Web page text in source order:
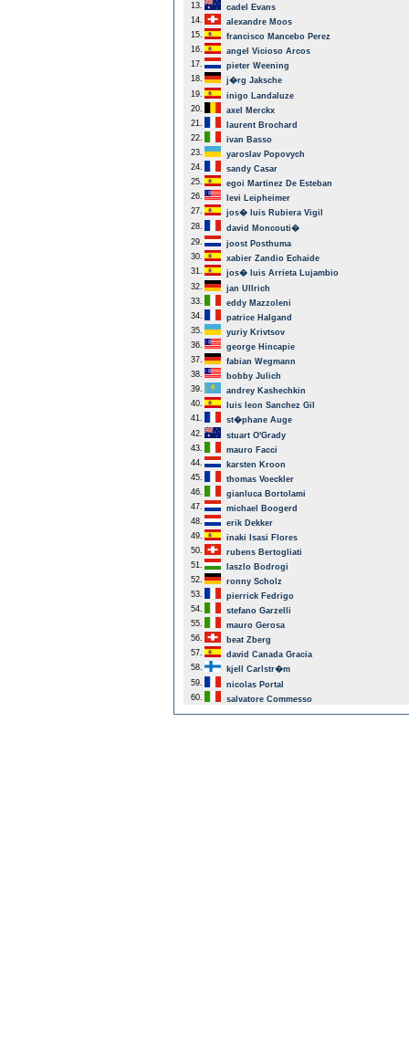
13.
cadel Evans
14.
alexandre Moos
15.
francisco Mancebo Perez
16.
angel Vicioso Arcos
17.
pieter Weening
18.
j�rg Jaksche
19.
inigo Landaluze
20.
axel Merckx
21.
laurent Brochard
22.
ivan Basso
23.
yaroslav Popovych
24.
sandy Casar
25.
egoi Martinez De Esteban
26.
levi Leipheimer
27.
jos� luis Rubiera Vigil
28.
david Moncouti�
29.
joost Posthuma
30.
xabier Zandio Echaide
31.
jos� luis Arrieta Lujambio
32.
jan Ullrich
33.
eddy Mazzoleni
34.
patrice Halgand
35.
yuriy Krivtsov
36.
george Hincapie
37.
fabian Wegmann
38.
bobby Julich
39.
andrey Kashechkin
40.
luis leon Sanchez Gil
41.
st�phane Auge
42.
stuart O'Grady
43.
mauro Facci
44.
karsten Kroon
45.
thomas Voeckler
46.
gianluca Bortolami
47.
michael Boogerd
48.
erik Dekker
49.
inaki Isasi Flores
50.
rubens Bertogliati
51.
laszlo Bodrogi
52.
ronny Scholz
53.
pierrick Fedrigo
54.
stefano Garzelli
55.
mauro Gerosa
56.
beat Zberg
57.
david Canada Gracia
58.
kjell Carlstr�m
59.
nicolas Portal
60.
salvatore Commesso